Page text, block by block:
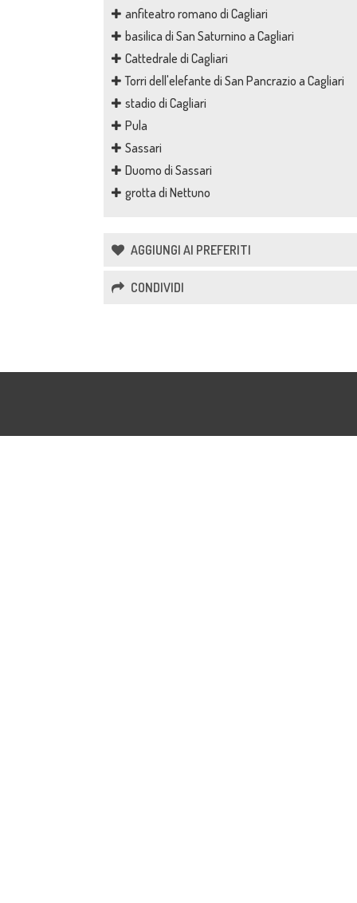
anfiteatro romano di Cagliari
basilica di San Saturnino a Cagliari
Cattedrale di Cagliari
Torri dell'elefante di San Pancrazio a Cagliari
stadio di Cagliari
Pula
Sassari
Duomo di Sassari
grotta di Nettuno
AGGIUNGI AI PREFERITI
CONDIVIDI